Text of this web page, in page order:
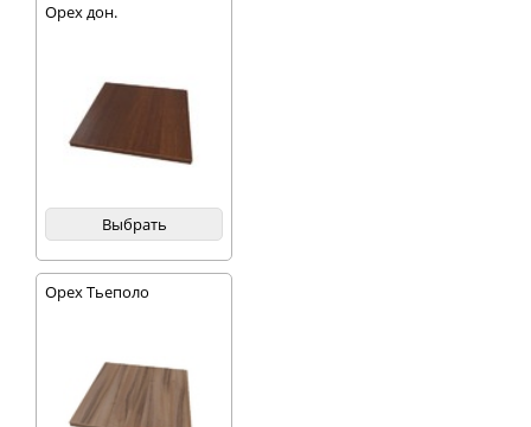
Орех дон.
Выбрать
Орех Тьеполо